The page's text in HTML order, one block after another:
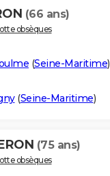
(66 ans)
obsèques
(Seine-Maritime)
(Seine-Maritime)
(75 ans)
obsèques